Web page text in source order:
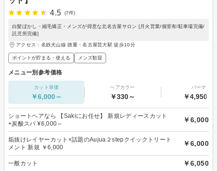
4.5
(7件)
白髪ぼかし・縮毛矯正・メンズが得意な北名古屋サロン [月火営業/個室有/駐車場完備/
託児所完備]
アクセス：名鉄犬山線 徳重・名古屋芸大駅 徒歩10分
ポイントが貯まる・使える メンズ歓迎
メニュー別参考価格
カット単価
￥6,000～
ヘアカラー
￥330～
パーマ
￥4,950～
ショートヘアなら 【Sakiにお任せ】 新規レディースカット
+炭酸スパ ¥6,000～
￥6,000
垢抜けレイヤーカット×話題のAujua２stepクイックトリート
メント 新規 ￥6,000
￥6,000
一般カット ￥6,050